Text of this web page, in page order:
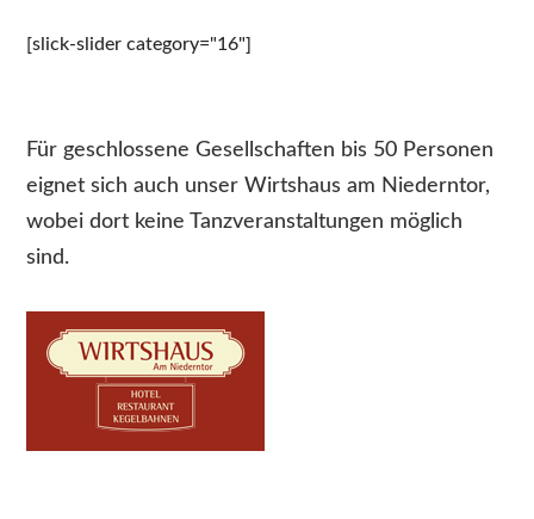
[slick-slider category="16"]
Für geschlossene Gesellschaften bis 50 Personen
eignet sich auch unser Wirtshaus am Niederntor,
wobei dort keine Tanzveranstaltungen möglich
sind.